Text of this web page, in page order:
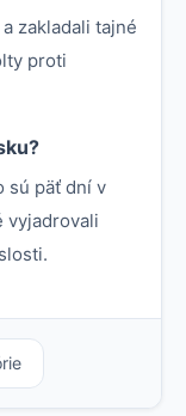
zakladali tajné
proti
sú päť dní v
vyjadrovali